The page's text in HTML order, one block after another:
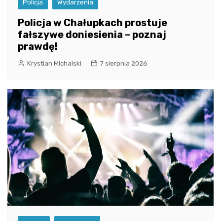
Policja Wydarzenia
Policja w Chałupkach prostuje
fałszywe doniesienia – poznaj
prawdę!
Krystian Michalski 7 sierpnia 2026